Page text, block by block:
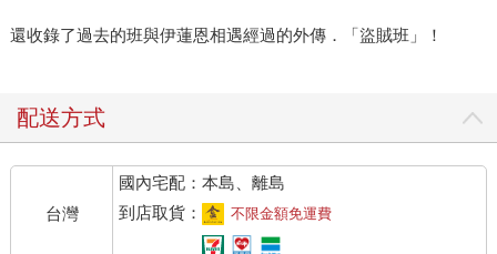
還收錄了過去的班與伊蓮恩相遇經過的外傳．「盜賊班」！
配送方式
台灣
國內宅配：本島、離島
到店取貨：
不限金額免運費